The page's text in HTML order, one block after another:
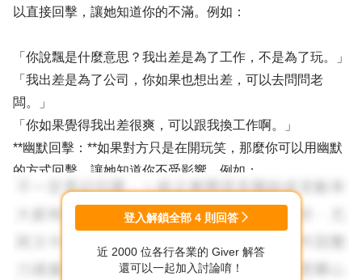
以直接回擊，讓她知道你的不滿。例如：
「你說飄是什麼意思？我出差是為了工作，不是為了玩。」
「我出差是為了公司，你如果也想出差，可以去問問老
闆。」
「你如果覺得我出差很爽，可以跟我換工作啊。」
**幽默回擊：**如果對方只是在開玩笑，那麼你可以用幽默
的方式回擊，讓她知道你不受影響。例如：
「對啊，我要出去飄了，你要不要來送我？」
「我出差是為了公司，你如果也想出差，可以幫我準備行
登入解鎖全部 4 則回答
近 2000 位各行各業的 Giver 解答
還可以一起加入討論唷！